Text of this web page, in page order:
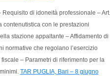
di idoneità professionale – Art.
contenutistica con le prestazioni
stazione appaltante – Affidamento di
normative che regolano l’esercizio
– Parametri di riferimento per la
TAR PUGLIA, Bari – 8 giugno